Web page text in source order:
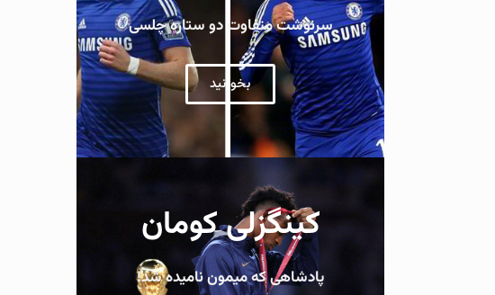
سرنوشت متفاوت دو ستاره چلسی
بخوانید
کینگزلی کومان
پادشاهی که میمون نامیده شد!